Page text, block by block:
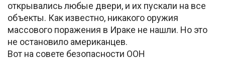
открывались любые двери, и их пускали на все
объекты. Как известно, никакого оружия
массового поражения в Ираке не нашли. Но это
не остановило американцев.
Вот на совете безопасности ООН